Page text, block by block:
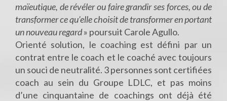
maïeutique, de révéler ou faire grandir ses forces, ou de
transformer ce qu’elle choisit de transformer en portant
un nouveau regard» poursuit Carole Agullo.
Orienté solution, le coaching est défini par un
contrat entre le coach et le coaché avec toujours
un souci de neutralité. 3 personnes sont certifiées
coach au sein du Groupe LDLC, et pas moins
d’une cinquantaine de coachings ont déjà été